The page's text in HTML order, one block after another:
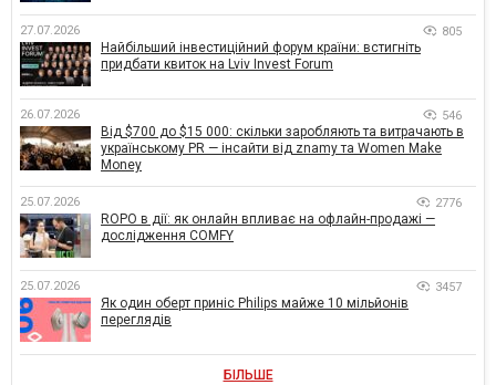
27.07.2026 805
Найбільший інвестиційний форум країни: встигніть
придбати квиток на Lviv Invest Forum
26.07.2026 546
Від $700 до $15 000: скільки заробляють та витрачають в
українському PR — інсайти від znamy та Women Make
Money
25.07.2026 2776
ROPO в дії: як онлайн впливає на офлайн-продажі —
дослідження COMFY
25.07.2026 3457
Як один оберт приніс Philips майже 10 мільйонів
переглядів
БІЛЬШЕ